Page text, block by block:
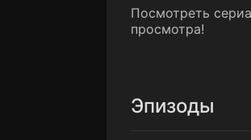
Посмотреть
просмотра!
Эпизоды